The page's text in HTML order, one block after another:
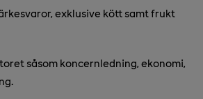
exklusive kött samt frukt
såsom koncernledning, ekonomi,